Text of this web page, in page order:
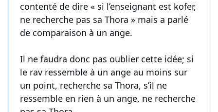
contenté de dire « si l’enseignant est kofer,
ne recherche pas sa Thora » mais a parlé
de comparaison à un ange.
Il ne faudra donc pas oublier cette idée; si
le rav ressemble à un ange au moins sur
un point, recherche sa Thora, s’il ne
ressemble en rien à un ange, ne recherche